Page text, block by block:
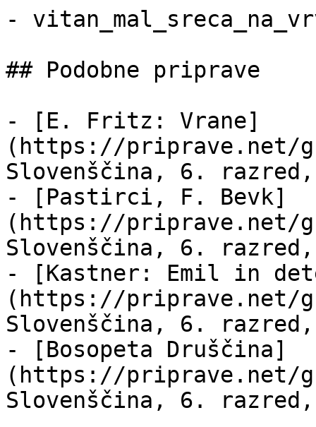
-
## Podobne priprave
- [E. Fritz: Vrane]
(https://priprave.net/
Slovenščina, 6. razred,
- [Pastirci, F. Bevk]
(https://priprave.net/
Slovenščina, 6. razred,
- [Kastner: Emil in
(https://priprave.net/
Slovenščina, 6. razred,
- [Bosopeta Druščina]
(https://priprave.net/
Slovenščina, 6. razred,